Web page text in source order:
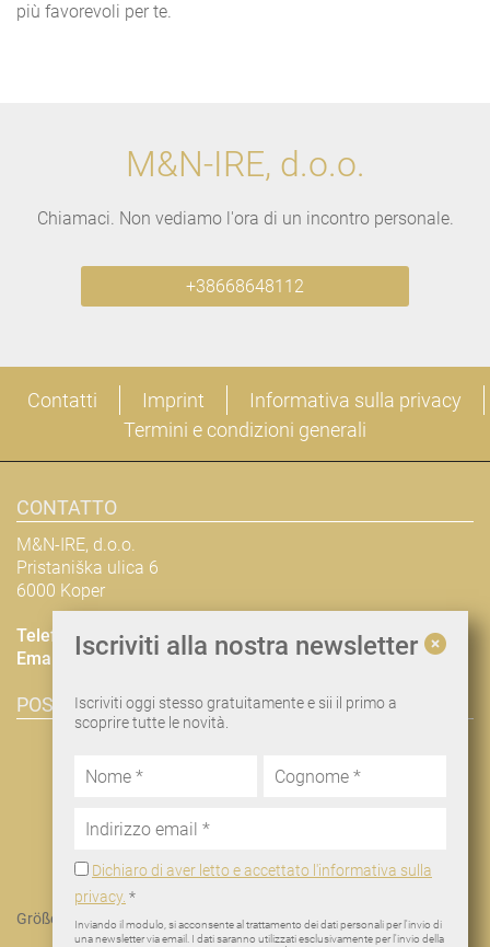
più favorevoli per te.
M&N-IRE, d.o.o.
Chiamaci. Non vediamo l'ora di un incontro personale.
+38668648112
Contatti Imprint
Informativa sulla privacy
Termini e condizioni generali
CONTATTO
M&N-IRE, d.o.o.
Pristaniška ulica 6
6000 Koper
Telefono
+38668648112
Email
nina@man-ire.com
POSIZIONE & PIANIFICAZIONE DEL PERCORSO
Größere Karte anzeigen
Iscriviti alla nostra newsletter
Iscriviti oggi stesso gratuitamente e sii il primo a
scoprire tutte le novità.
Dichiaro di aver letto e accettato l'informativa sulla
privacy. *
Inviando il modulo, si acconsente al trattamento dei dati personali per l'invio di
una newsletter via email. I dati saranno utilizzati esclusivamente per l'invio della